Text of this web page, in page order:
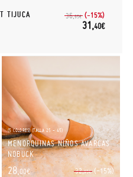
TIJUCA
36,95€ (-15%)
31,40€
(5 COLORES) (TALLA 25 - 45)
MENORQUINAS NIÑOS AVARCAS
NOBUCK
32,95€ (-15%)
28,00€